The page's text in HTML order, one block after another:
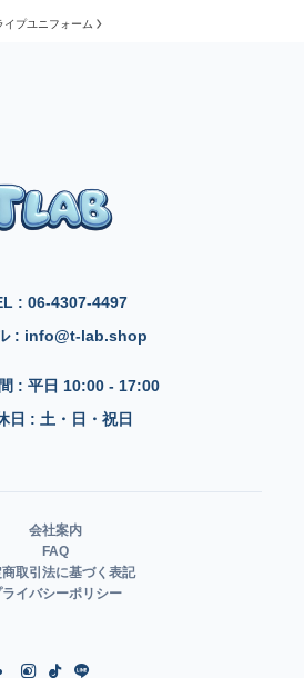
イプユニフォーム
: 06-4307-4497
: info@t-lab.shop
: 平日 10:00 - 17:00
日 : 土・日・祝日
会社案内
FAQ
取引法に基づく表記
ライバシーポリシー